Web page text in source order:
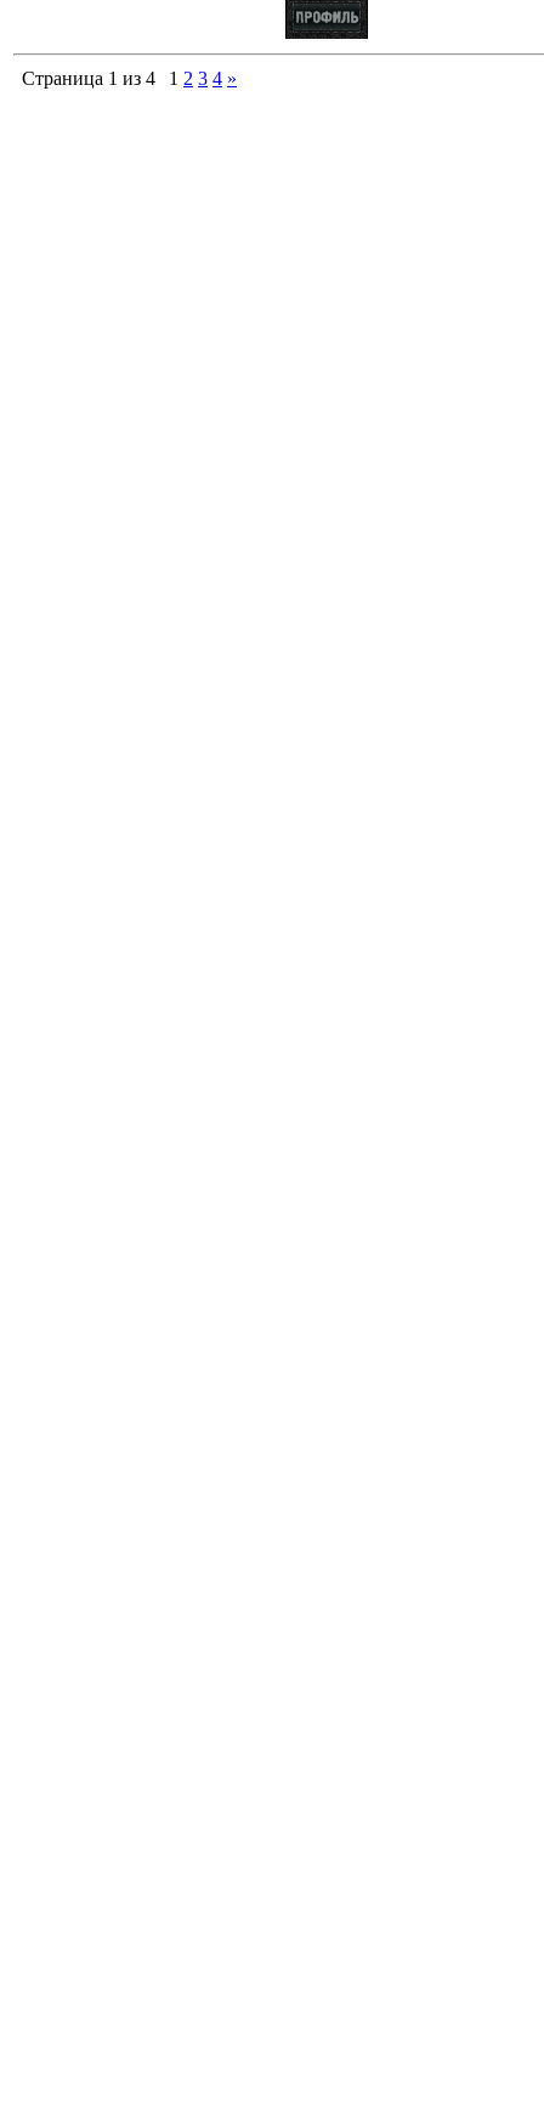
Страница 1 из 4 1 2 3 4 »